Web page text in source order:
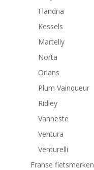
Flandria
Kessels
Martelly
Norta
Orlans
Plum Vainqueur
Ridley
Vanheste
Ventura
Venturelli
Franse fietsmerken